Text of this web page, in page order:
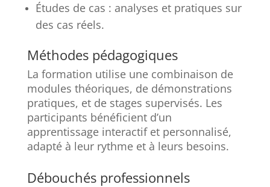
Études de cas : analyses et pratiques sur
des cas réels.
Méthodes pédagogiques
La formation utilise une combinaison de
modules théoriques, de démonstrations
pratiques, et de stages supervisés. Les
participants bénéficient d’un
apprentissage interactif et personnalisé,
adapté à leur rythme et à leurs besoins.
Débouchés professionnels